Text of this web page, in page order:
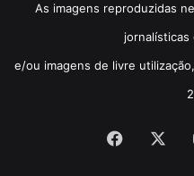
As imagens reproduzidas
e/ou imagens de livre